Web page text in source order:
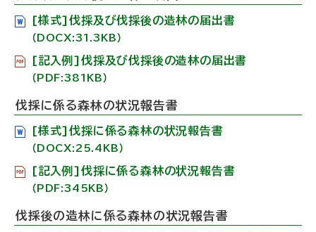
サ
イ
ト
[様式]伐採及び伐採後の造林の届出書
（DOCX:31.3KB）
[記入例]伐採及び伐採後の造林の届出書
（PDF:381KB）
伐採に係る森林の状況報告書
[様式]伐採に係る森林の状況報告書
（DOCX:25.4KB）
[記入例]伐採に係る森林の状況報告書
（PDF:345KB）
伐採後の造林に係る森林の状況報告書